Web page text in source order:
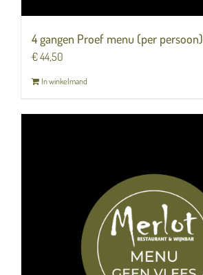
4 gangen Proef menu (per persoon)
€44,50
In winkelmand